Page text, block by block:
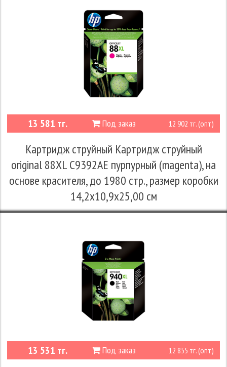
Под заказ
13 581 тг. 12 902 тг. (опт)
Картридж струйный Картридж струйный
original 88XL C9392AE пурпурный (magenta), на
основе красителя, до 1980 стр., размер коробки
14,2x10,9x25,00 см
Под заказ
13 531 тг. 12 855 тг. (опт)